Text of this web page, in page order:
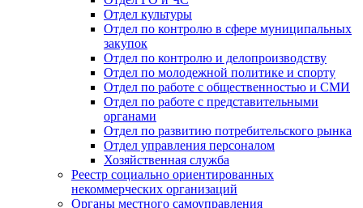
Отдел культуры
Отдел по контролю в сфере муниципальных
закупок
Отдел по контролю и делопроизводству
Отдел по молодежной политике и спорту
Отдел по работе с общественностью и СМИ
Отдел по работе с представительными
органами
Отдел по развитию потребительского рынка
Отдел управления персоналом
Хозяйственная служба
Реестр социально ориентированных
некоммерческих организаций
Органы местного самоуправления